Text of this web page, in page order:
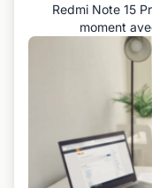
Redmi Note 15
moment